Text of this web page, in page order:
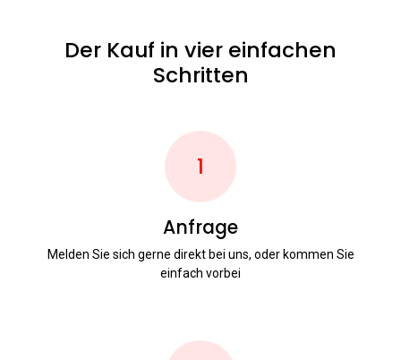
Der Kauf in vier einfachen
Schritten
1
Anfrage
Melden Sie sich gerne direkt bei uns, oder kommen Sie
einfach vorbei